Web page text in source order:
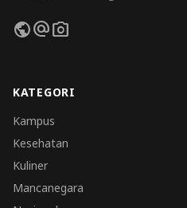
publicalternate_emailphoto_camera
KATEGORI
Kampus
Kesehatan
Kuliner
Mancanegara